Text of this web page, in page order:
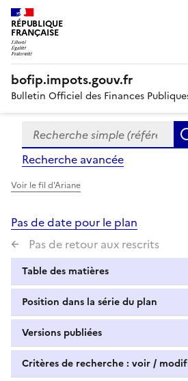
RÉPUBLIQUE
FRANÇAISE
bofip.impots.gouv.fr
Bulletin Officiel des Finances
Formulaire
de
recherche
Recherche simple
Recherche avancée
Voir le fil d'Ariane
Pas de date pour le plan
Pas de retour aux rescrits
Table des matières
Position dans la série du plan
Versions publiées
Critères de recherche : voir /